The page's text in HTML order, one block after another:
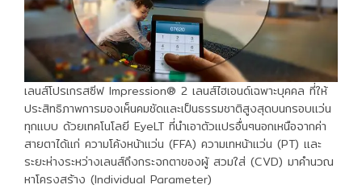
เลนส์โปรเกรสซีฟ Impression® 2 เลนส์ไฮเอนด์เฉพาะบุคคล ที่ให้
ประสิทธิภาพการมองเห็นคมชัดและเป็นธรรมชาติสูงสุดบนกรอบแว่น
ทุกแบบ ด้วยเทคโนโลยี EyeLT ที่นําเอาตัวแปรอื่นๆนอกเหนือจากค่า
สายตาได้แก่ ความโค้งหน้าแว่น (FFA) ความเทหน้าแว่น (PT) และ
ระยะห่างระหว่างเลนส์ถึงกระจกตาของผู้ สวมใส่ (CVD) มาคํานวณ
หาโครงสร้าง (Individual Parameter)